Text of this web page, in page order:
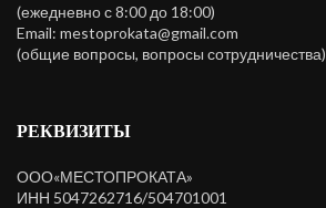
(ежедневно с 8:00 до 18:00)
Email: mestoprokata@gmail.com
(общие вопросы, вопросы сотрудничества)
РЕКВИЗИТЫ
ООО«МЕСТОПРОКАТА»
ИНН 5047262716/504701001